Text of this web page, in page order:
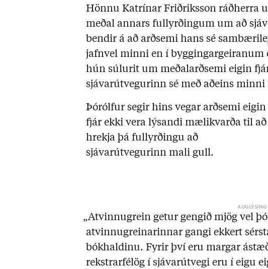
Hönnu Katrínar Friðriksson ráðherra
meðal annars fullyrðingum um að
bendir á að arðsemi hans sé
jafnvel minni en í byggingargeiranum
hún súlurit um meðal­arðsemi eigin
sjávarútvegurinn sé með aðeins minni
Þórólfur segir hins vegar arðsemi eigin
fjár ekki vera lýsandi mælikvarða til að
hrekja þá fullyrðingu að
sjávarútvegurinn mali gull.
„Atvinnugrein getur gengið mjög vel
atvinnugreinarinnar gangi ekkert
bókhaldinu. Fyrir því eru margar
rekstrarfélög í sjávarútvegi eru í eigu